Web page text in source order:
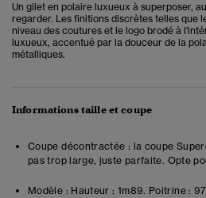
Un gilet en polaire luxueux à superposer,
regarder. Les finitions discrètes telles que
niveau des coutures et le logo brodé à
luxueux, accentué par la douceur de la
métalliques.
Informations taille et coupe
Coupe décontractée : la coupe
pas trop large, juste parfaite. Opte
Modèle : Hauteur : 1m89. Poitrine :